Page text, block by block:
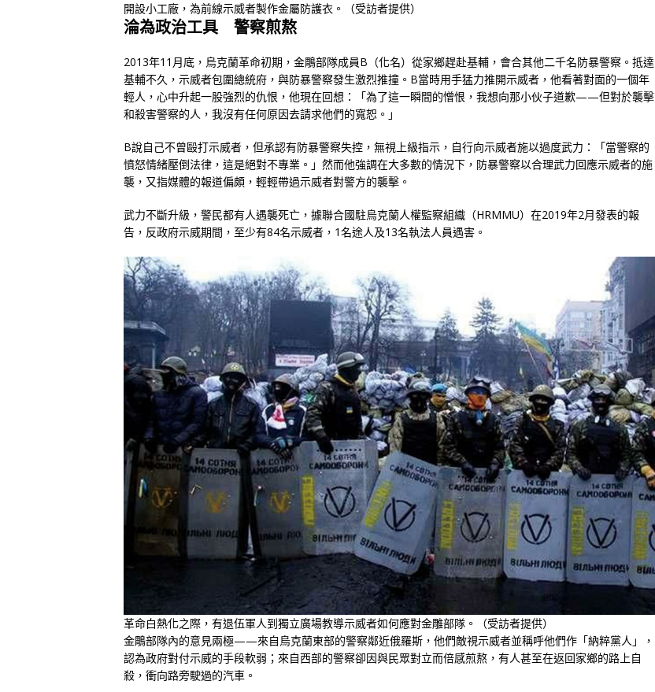
開設小工廠，為前線示威者製作金屬防護衣。（受訪者提供）
淪為政治工具 警察煎熬
2013年11月底，烏克蘭革命初期，金鵰部隊成員B（化名）從家鄉趕赴基輔，會合其他二千名防暴警察。抵達
基輔不久，示威者包圍總統府，與防暴警察發生激烈推撞。B當時用手猛力推開示威者，他看著對面的一個年
輕人，心中升起一股強烈的仇恨，他現在回想：「為了這一瞬間的憎恨，我想向那小伙子道歉——但對於襲擊
和殺害警察的人，我沒有任何原因去請求他們的寬恕。」
B說自己不曾毆打示威者，但承認有防暴警察失控，無視上級指示，自行向示威者施以過度武力：「當警察的
憤怒情緒壓倒法律，這是絕對不專業。」然而他強調在大多數的情況下，防暴警察以合理武力回應示威者的施
襲，又指媒體的報道偏頗，輕輕帶過示威者對警方的襲擊。
武力不斷升級，警民都有人遇襲死亡，據聯合國駐烏克蘭人權監察組織（HRMMU）在2019年2月發表的報
告，反政府示威期間，至少有84名示威者，1名途人及13名執法人員遇害。
革命白熱化之際，有退伍軍人到獨立廣場教導示威者如何應對金雕部隊。（受訪者提供）
金鵰部隊內的意見兩極——來自烏克蘭東部的警察鄰近俄羅斯，他們敵視示威者並稱呼他們作「納粹黨人」，
認為政府對付示威的手段軟弱；來自西部的警察卻因與民眾對立而倍感煎熬，有人甚至在返回家鄉的路上自
殺，衝向路旁駛過的汽車。